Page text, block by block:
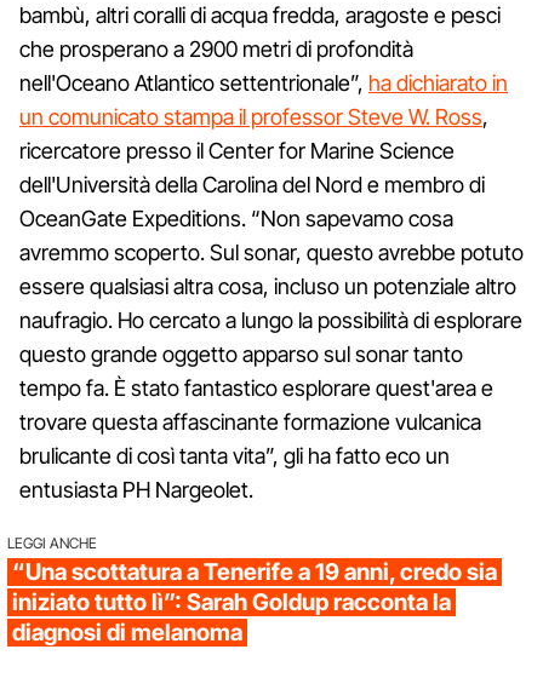
bambù, altri coralli di acqua fredda, aragoste e pesci
che prosperano a 2900 metri di profondità
nell'Oceano Atlantico settentrionale”, ha dichiarato in
un comunicato stampa il professor Steve W. Ross,
ricercatore presso il Center for Marine Science
dell'Università della Carolina del Nord e membro di
OceanGate Expeditions. “Non sapevamo cosa
avremmo scoperto. Sul sonar, questo avrebbe potuto
essere qualsiasi altra cosa, incluso un potenziale altro
naufragio. Ho cercato a lungo la possibilità di esplorare
questo grande oggetto apparso sul sonar tanto
tempo fa. È stato fantastico esplorare quest'area e
trovare questa affascinante formazione vulcanica
brulicante di così tanta vita”, gli ha fatto eco un
entusiasta PH Nargeolet.
LEGGI ANCHE
“Una scottatura a Tenerife a 19 anni, credo sia
iniziato tutto lì”: Sarah Goldup racconta la
diagnosi di melanoma